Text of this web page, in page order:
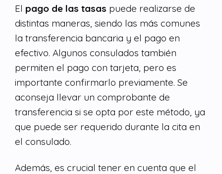
El pago de las tasas puede realizarse de
distintas maneras, siendo las más comunes
la transferencia bancaria y el pago en
efectivo. Algunos consulados también
permiten el pago con tarjeta, pero es
importante confirmarlo previamente. Se
aconseja llevar un comprobante de
transferencia si se opta por este método, ya
que puede ser requerido durante la cita en
el consulado.
Además, es crucial tener en cuenta que el